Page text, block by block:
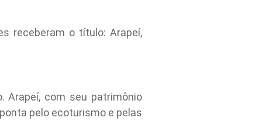
receberam o título: Arapeí,
Arapeí, com seu patrimônio
pelo ecoturismo e pelas